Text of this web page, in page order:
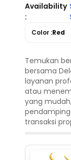
Availability
:
Color :Red
Temukan
bersama
layanan
atau
yang
transaksi